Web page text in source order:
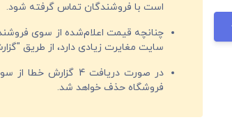
است با فروشندگان تماس گرفته شود.
چنانچه قیمت اعلام‌شده از سوی
سایت مغایرت زیادی دارد، از طریق
در صورت دریافت 4
فروشگاه حذف خواهد شد.